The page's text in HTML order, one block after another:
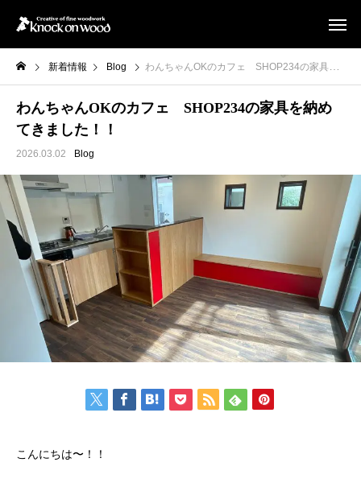
新着情報 Blog わんちゃんOKのカフェ SHOP234の家具を納めてきました！！
わんちゃんOKのカフェ SHOP234の家具を納め
てきました！！
2026.03.02 Blog
こんにちは〜！！